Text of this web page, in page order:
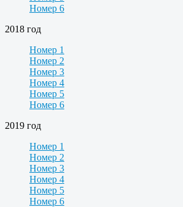
Номер 6
2018 год
Номер 1
Номер 2
Номер 3
Номер 4
Номер 5
Номер 6
2019 год
Номер 1
Номер 2
Номер 3
Номер 4
Номер 5
Номер 6